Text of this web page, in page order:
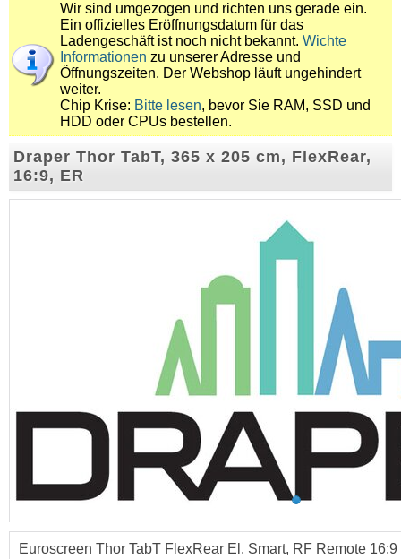
Wir sind umgezogen und richten uns gerade ein.
Ein offizielles Eröffnungsdatum für das
Ladengeschäft ist noch nicht bekannt. Wichte
Informationen zu unserer Adresse und
Öffnungszeiten. Der Webshop läuft ungehindert
weiter.
Chip Krise: Bitte lesen, bevor Sie RAM, SSD und
HDD oder CPUs bestellen.
Draper Thor TabT, 365 x 205 cm, FlexRear,
16:9, ER
Euroscreen Thor TabT FlexRear El. Smart, RF Remote 16:9